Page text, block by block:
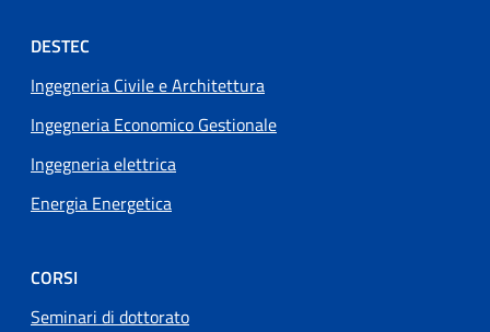
Footer menu
DESTEC
Ingegneria Civile e Architettura
Ingegneria Economico Gestionale
Ingegneria elettrica
Energia Energetica
CORSI
Seminari di dottorato